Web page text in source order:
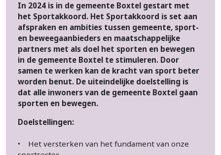
In 2024 is in de gemeente Boxtel gestart met
het Sportakkoord. Het Sportakkoord is set aan
afspraken en ambities tussen gemeente, sport-
en beweegaanbieders en maatschappelijke
partners met als doel het sporten en bewegen
in de gemeente Boxtel te stimuleren. Door
samen te werken kan de kracht van sport beter
worden benut. De uiteindelijke doelstelling is
dat alle inwoners van de gemeente Boxtel gaan
sporten en bewegen.
Doelstellingen:
• Het versterken van het fundament van onze